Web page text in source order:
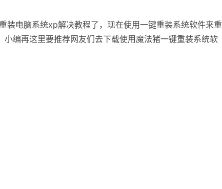
电脑系统xp解决教程了，现在使用一键重装系统软件来重
编再这里要推荐网友们去下载使用魔法猪一键重装系统软